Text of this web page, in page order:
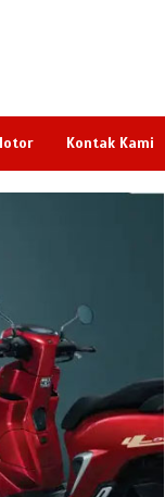
Kontak Kami